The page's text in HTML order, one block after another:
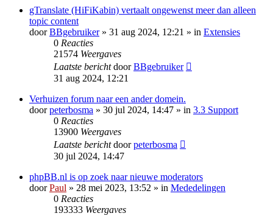
gTranslate (HiFiKabin) vertaalt ongewenst meer dan alleen
topic content
doorBBgebruiker» 31 aug 2024, 12:21 » in Extensies
0 Reacties
21574 Weergaves
Laatste berichtdoorBBgebruiker
31 aug 2024, 12:21
Verhuizen forum naar een ander domein.
doorpeterbosma » 30 jul 2024, 14:47 » in 3.3 Support
0 Reacties
13900 Weergaves
Laatste berichtdoorpeterbosma
30 jul 2024, 14:47
phpBB.nl is op zoek naar nieuwe moderators
doorPaul » 28 mei 2023, 13:52 » in Mededelingen
0 Reacties
193333 Weergaves